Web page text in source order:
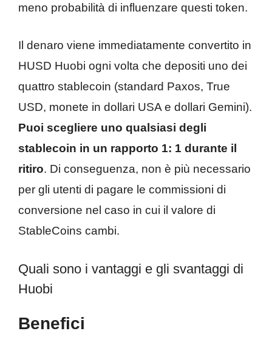
meno probabilità di influenzare questi token.
Il denaro viene immediatamente convertito in
HUSD Huobi ogni volta che depositi uno dei
quattro stablecoin (standard Paxos, True
USD, monete in dollari USA e dollari Gemini).
Puoi scegliere uno qualsiasi degli
stablecoin in un rapporto 1: 1 durante il
ritiro. Di conseguenza, non è più necessario
per gli utenti di pagare le commissioni di
conversione nel caso in cui il valore di
StableCoins cambi.
Quali sono i vantaggi e gli svantaggi di
Huobi
Benefici